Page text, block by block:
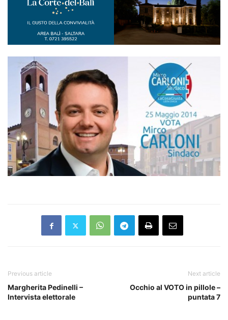
Previous article
Margherita Pedinelli –
Intervista elettorale
Next article
Occhio al VOTO in pillole –
puntata 7